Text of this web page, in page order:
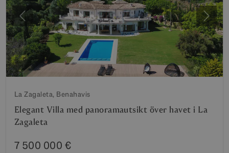
Föregående Nästa
La Zagaleta, Benahavis
Elegant Villa med panoramautsikt över havet i La
Zagaleta
7 500 000 €